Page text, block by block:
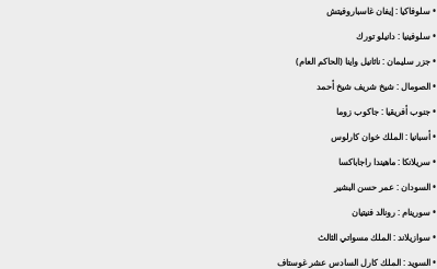
• سلوفاكيا : إيفان غاسباروفيتش
• سلوفينيا : دانيلو تورك
• جزر سليمان : ناثانيل واينا (الحاكم العام)
• الصومال : شيخ شريف شيخ أحمد
• جنوب أفريقيا : جاكوب زوما
• أسبانيا : الملك خوان كارلوس
• سريلانكا : ماهيندا راجاباكسا
• السودان : عمر حسن البشير
• سورينام : رونالد فنيتيان
• سوازيلاند : الملك مسواتي الثالث
• السويد : الملك كارل السادس عشر غوستاف